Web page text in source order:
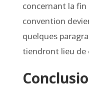
concernant la fin
convention
quelques
tiendront lieu de